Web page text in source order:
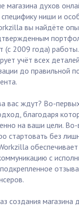
магазина духов
ниши и
вы найдёте
(с 2009 года) работы.
учёт всех
до правильной
вас ждут? Во-
благодаря
на ваши цели.
стартовать без
с
создания магазина